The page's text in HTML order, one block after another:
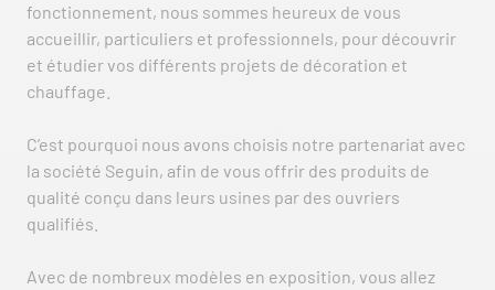
fonctionnement, nous sommes heureux de vous
accueillir, particuliers et professionnels, pour découvrir
et étudier vos différents projets de décoration et
chauffage.
C’est pourquoi nous avons choisis notre partenariat avec
la société Seguin, afin de vous offrir des produits de
qualité conçu dans leurs usines par des ouvriers
qualifiés.
Avec de nombreux modèles en exposition, vous allez